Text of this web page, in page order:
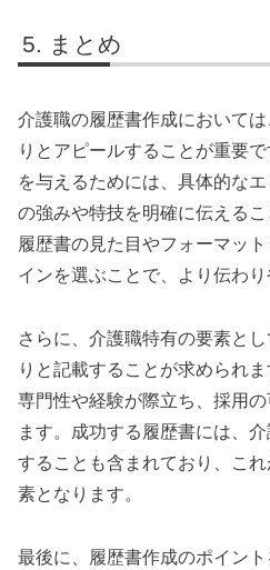
まとめ
介護職の履歴書作成において
りとアピールすることが重要
を与えるためには、具体的な
の強みや特技を明確に伝えるこ
履歴書の見た目やフォーマッ
インを選ぶことで、より伝わり
さらに、介護職特有の要素と
りと記載することが求められ
専門性や経験が際立ち、採用
ます。成功する履歴書には、
することも含まれており、こ
素となります。
最後に、履歴書作成のポイン